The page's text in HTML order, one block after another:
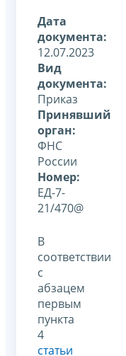
Дата
документа:
12.07.2023
Вид
документа:
Приказ
Принявший
орган:
ФНС
России
Номер:
ЕД-7-
21/470@
В
соответствии
с
абзацем
первым
пункта
4
статьи